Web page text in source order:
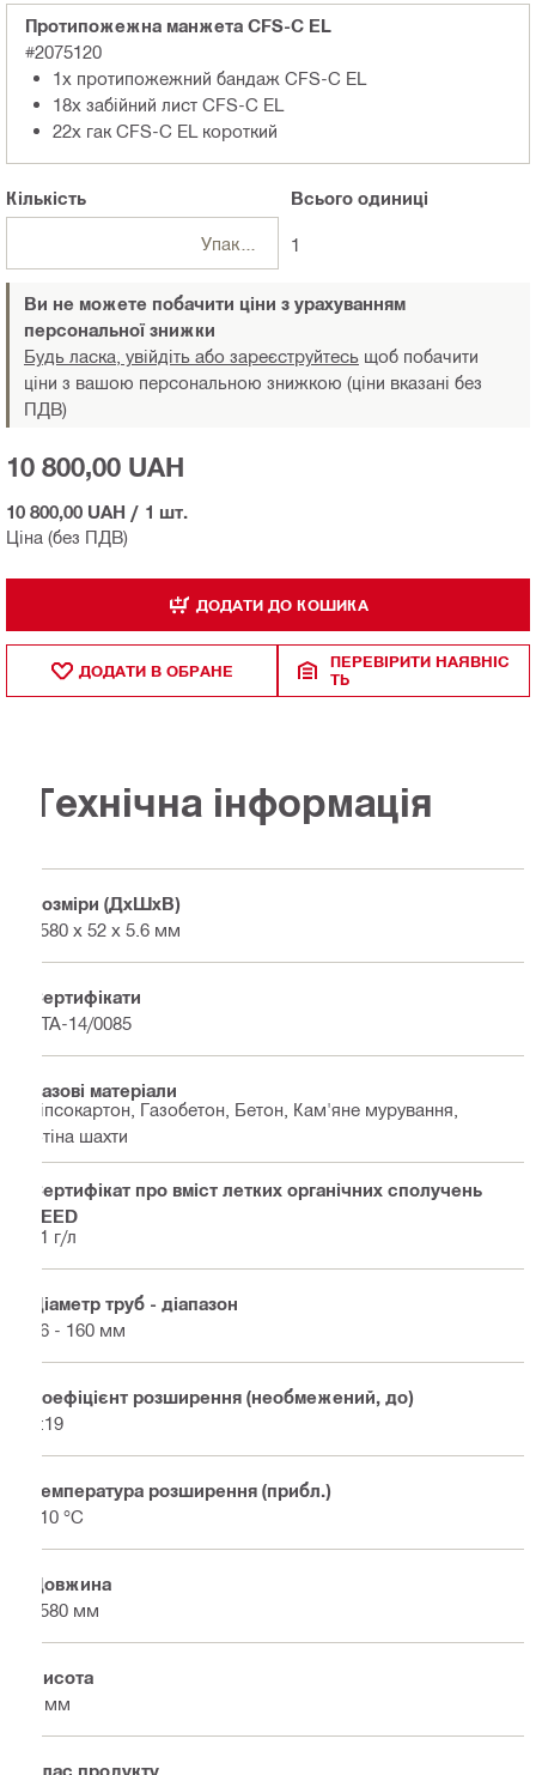
Протипожежна манжета CFS-C EL
#2075120
1x протипожежний бандаж CFS-C EL
18x забійний лист CFS-C EL
22x гак CFS-C EL короткий
Кількість
Упаковки
Всьогоодиниці
1
Ви не можете побачити ціни з урахуванням
персональної знижки
Будь ласка, увійдіть або зареєструйтесь щоб побачити
ціни з вашою персональною знижкою (ціни вказані без
ПДВ)
Ціна (без ПДВ)
10 800,00 UAH
10 800,00 UAH / 1 шт.
ДОДАТИ ДО КОШИКА
ДОДАТИ В ОБРАНЕ
ПЕРЕВІРИТИ НАЯВНІС
ТЬ
Технічна інформація
Розміри (ДхШхВ)
2580 x 52 x 5.6 мм
Сертифікати
ETA-14/0085
Базові матеріали
Гіпсокартон, Газобетон, Бетон, Кам'яне мурування,
Стіна шахти
Сертифікат про вміст летких органічних сполучень
LEED
11 г/л
Діаметр труб - діапазон
16 - 160 мм
Коефіцієнт розширення (необмежений, до)
1:19
Температура розширення (прибл.)
210 °C
Довжина
2580 мм
Висота
6 мм
Клас продукту